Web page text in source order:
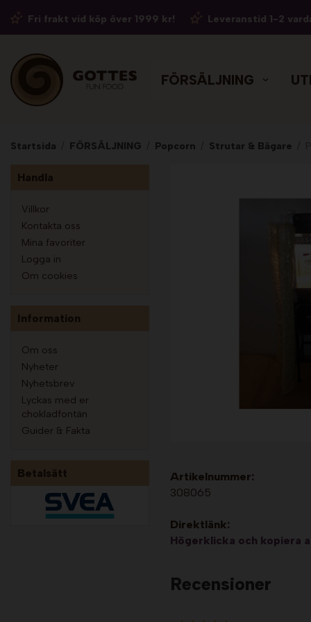
Fri frakt vid köp över 1999 kr! Leveranstid 1-2
FÖRSÄLJNING
Startsida FÖRSÄLJNING Popcorn Strutar & Bägare
Handla
Villkor
Kontakta oss
Mina favoriter
Logga in
Om cookies
Information
Om oss
Nyheter
Nyhetsbrev
Lyckas med er
chokladfontän
Guider & Fakta
Betalsätt
Artikelnummer:
308065
Direktlänk:
Högerklicka och kopiera
Recensioner